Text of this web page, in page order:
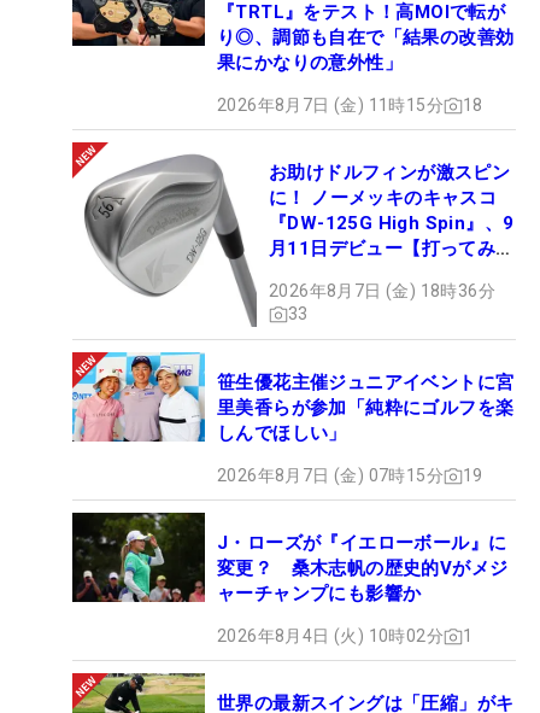
『TRTL』をテスト！高MOIで転が
り◎、調節も自在で「結果の改善効
果にかなりの意外性」
2026年8月7日 (金) 11時15分 18
お助けドルフィンが激スピン
に！ ノーメッキのキャスコ
『DW-125G High Spin』、9
月11日デビュー【打ってみ
2026年8月7日 (金) 18時36分
33
笹生優花主催ジュニアイベントに宮
里美香らが参加「純粋にゴルフを楽
しんでほしい」
2026年8月7日 (金) 07時15分 19
J・ローズが『イエローボール』に
変更？ 桑木志帆の歴史的Vがメジ
ャーチャンプにも影響か
2026年8月4日 (火) 10時02分 1
世界の最新スイングは「圧縮」がキ